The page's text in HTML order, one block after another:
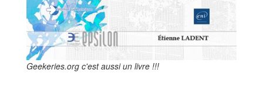
Geekeries.org c'est aussi un livre !!!